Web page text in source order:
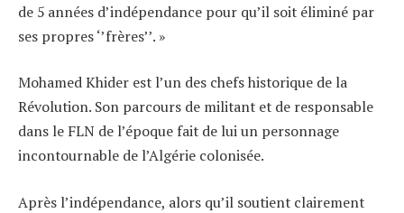
de 5 années d’indépendance pour qu’il soit éliminé par
ses propres ‘’frères’’. »
Mohamed Khider est l’un des chefs historique de la
Révolution. Son parcours de militant et de responsable
dans le FLN de l’époque fait de lui un personnage
incontournable de l’Algérie colonisée.
Après l’indépendance, alors qu’il soutient clairement